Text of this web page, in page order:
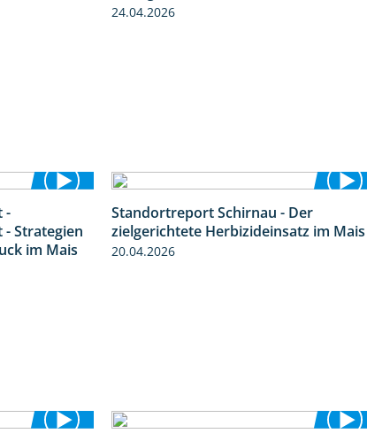
24.04.2026
-
Strategien
im Mais
Standortreport Schirnau - Der
zielgerichtete Herbizideinsatz im Mais
20.04.2026